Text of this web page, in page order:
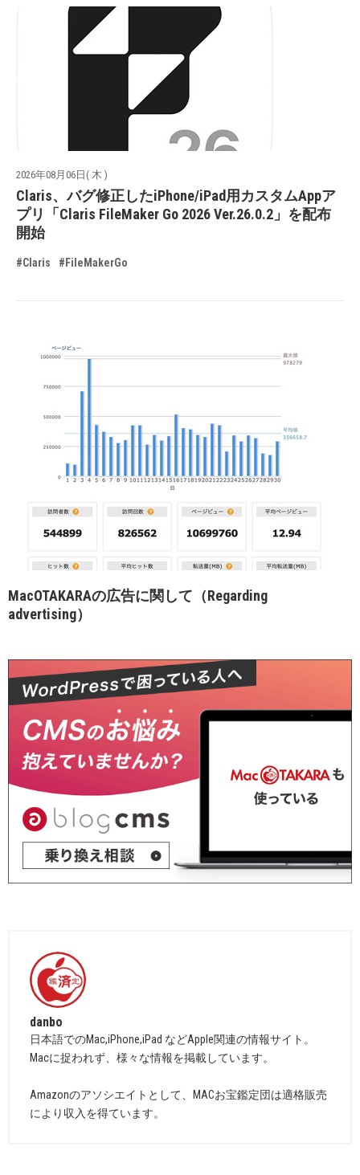
2026年08月06日( 木 )
Claris、バグ修正したiPhone/iPad用カスタムAppア
プリ「Claris FileMaker Go 2026 Ver.26.0.2」を配布
開始
#Claris #FileMakerGo
MacOTAKARAの広告に関して（Regarding
advertising）
danbo
日本語でのMac,iPhone,iPad などApple関連の情報サイト。
Macに捉われず、様々な情報を掲載しています。
Amazonのアソシエイトとして、MACお宝鑑定団は適格販売
により収入を得ています。